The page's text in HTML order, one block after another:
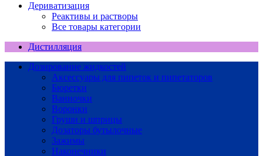
Дериватизация
Реактивы и растворы
Все товары категории
Дистилляция
Дозирование жидкостей
Аксессуары для пипеток и пипетаторов
Бюретки
Ванночки
Воронки
Груши и шприцы
Дозаторы бутылочные
Зажимы
Наконечники